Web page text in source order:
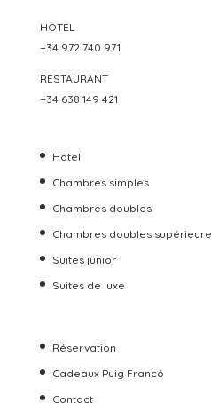
HOTEL
+34 972 740 971
RESTAURANT
+34 638 149 421
Hôtel
Chambres simples
Chambres doubles
Chambres doubles
Suites junior
Suites de luxe
Réservation
Cadeaux Puig Francó
Contact